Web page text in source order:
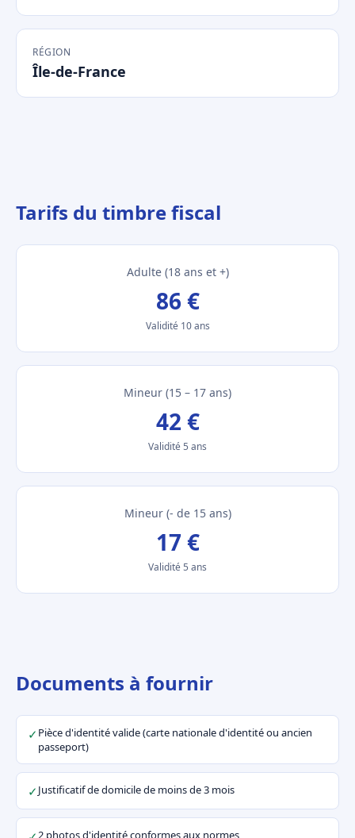
RÉGION
Île-de-France
Tarifs du timbre fiscal
Adulte (18 ans et +)
86 €
Validité 10 ans
Mineur (15 – 17 ans)
42 €
Validité 5 ans
Mineur (- de 15 ans)
17 €
Validité 5 ans
Documents à fournir
✓ Pièce d'identité valide (carte nationale d'identité ou ancien
passeport)
✓Justificatif de domicile de moins de 3 mois
2 photos d'identité conformes aux normes